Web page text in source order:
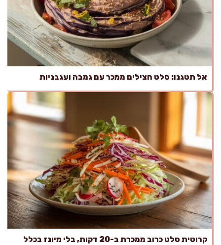
אל תטגנו: סלט חצילים ממכר עם גמבה ועגבניות
קרוטית סלט כרוב ממכרת ב-20 דקות, בלי מיונז בכלל